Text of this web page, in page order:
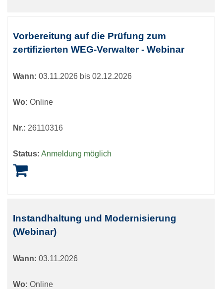
Vorbereitung auf die Prüfung zum
zertifizierten WEG-Verwalter - Webinar
Wann: 03.11.2026 bis 02.12.2026
Wo: Online
Nr.: 26110316
Status: Anmeldung möglich
Instandhaltung und Modernisierung
(Webinar)
Wann: 03.11.2026
Wo: Online